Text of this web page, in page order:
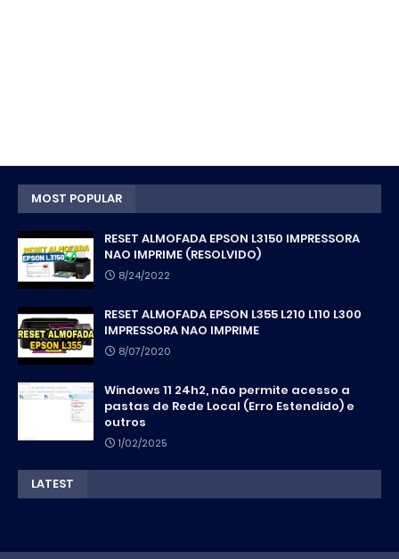
MOST POPULAR
RESET ALMOFADA EPSON L3150 IMPRESSORA
NAO IMPRIME (RESOLVIDO)
8/24/2022
RESET ALMOFADA EPSON L355 L210 L110 L300
IMPRESSORA NAO IMPRIME
8/07/2020
Windows 11 24h2, não permite acesso a
pastas de Rede Local (Erro Estendido) e
outros
1/02/2025
LATEST